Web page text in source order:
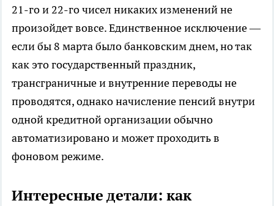
21-го и 22-го чисел никаких изменений не
произойдет вовсе. Единственное исключение —
если бы 8 марта было банковским днем, но так
как это государственный праздник,
трансграничные и внутренние переводы не
проводятся, однако начисление пенсий внутри
одной кредитной организации обычно
автоматизировано и может проходить в
фоновом режиме.
Интересные детали: как